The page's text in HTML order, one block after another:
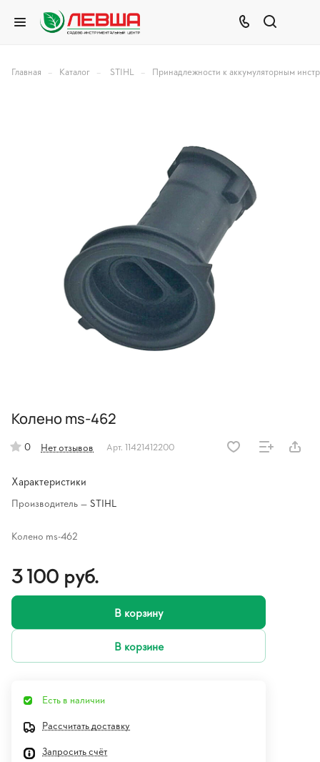
Главная – Каталог – STIHL – Принадлежности к аккумуляторным
Колено ms-462
0 Нет отзывов Арт. 11421412200
Характеристики
Производитель — STIHL
Колено ms-462
3 100 руб.
В корзину
В корзине
Есть в наличии
Рассчитать доставку
Запросить счёт